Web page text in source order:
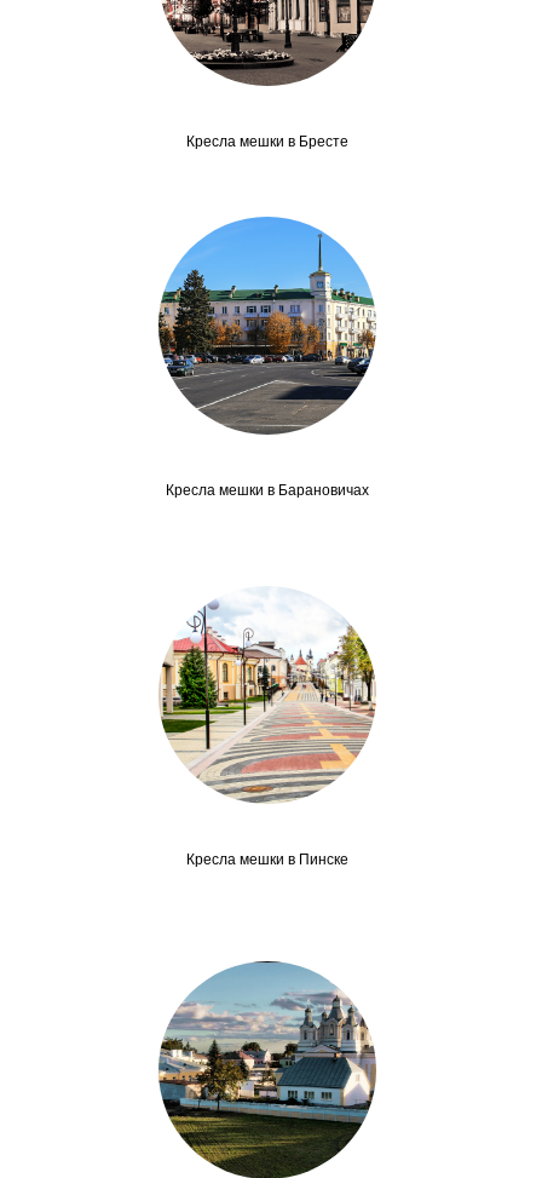
Кресла мешки в Бресте
Кресла мешки в Барановичах
Кресла мешки в Пинске